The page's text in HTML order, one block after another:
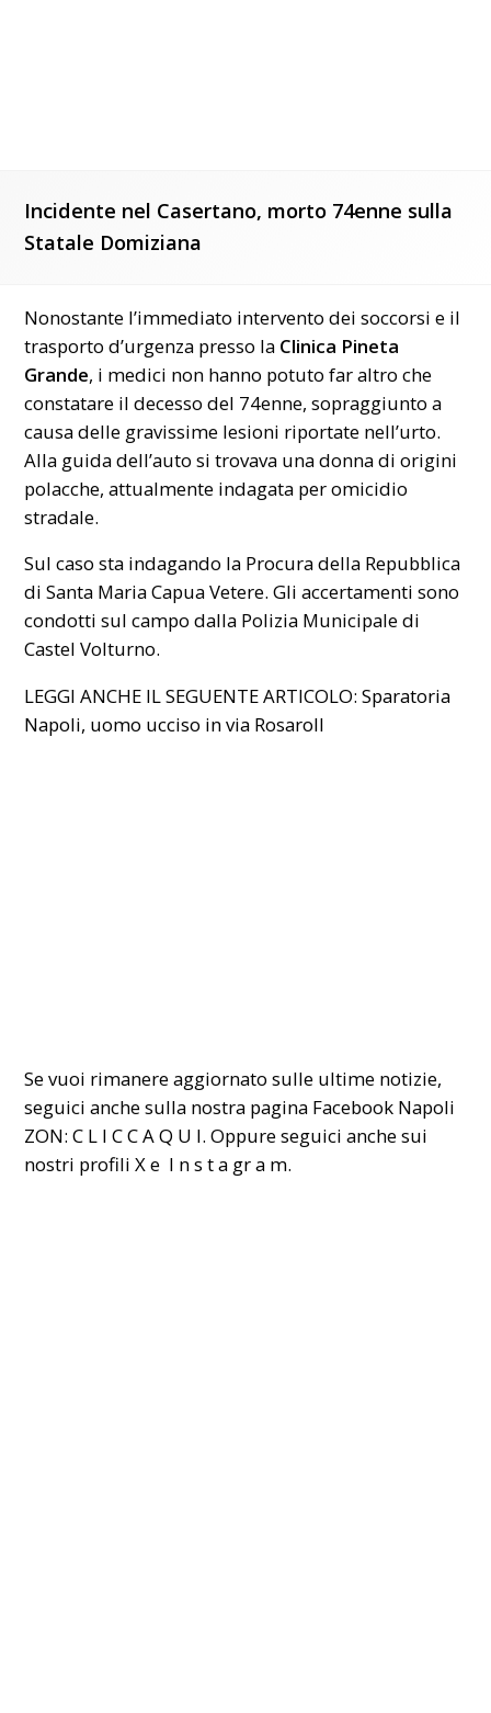
Incidente nel Casertano, morto 74enne sulla
Statale Domiziana
Nonostante l’immediato intervento dei soccorsi e il
trasporto d’urgenza presso la Clinica Pineta
Grande, i medici non hanno potuto far altro che
constatare il decesso del 74enne, sopraggiunto a
causa delle gravissime lesioni riportate nell’urto.
Alla guida dell’auto si trovava una donna di origini
polacche, attualmente indagata per omicidio
stradale.
Sul caso sta indagando la Procura della Repubblica
di Santa Maria Capua Vetere. Gli accertamenti sono
condotti sul campo dalla Polizia Municipale di
Castel Volturno.
LEGGI ANCHE IL SEGUENTE ARTICOLO:Sparatoria
Napoli, uomo ucciso in via Rosaroll
Se vuoi rimanere aggiornato sulle ultime notizie,
seguici anche sulla nostra pagina Facebook Napoli
ZON:C L I C C A Q U I. Oppure seguici anche sui
nostri profiliXe I n s t a gr a m.